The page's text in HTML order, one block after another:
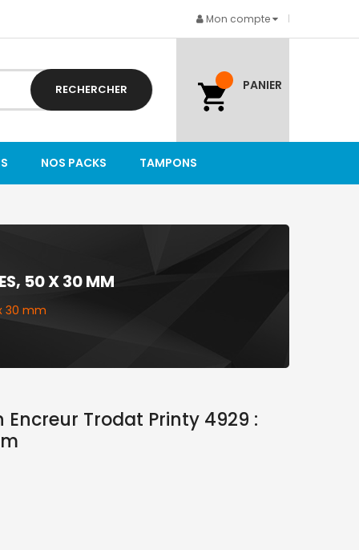
Mon compte
RECHERCHER PANIER
NOS PACKS TAMPONS
50 X 30 MM
30 mm
Trodat Printy 4929 :